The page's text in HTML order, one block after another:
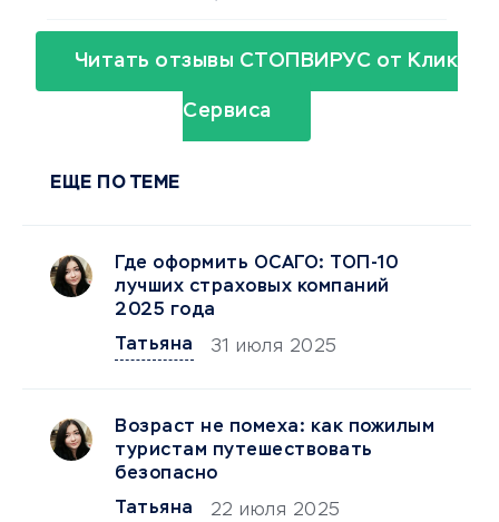
Читать отзывы СТОПВИРУС от Клик
Сервиса
ЕЩЕ ПО ТЕМЕ
Где оформить ОСАГО: ТОП‑10
лучших страховых компаний
2025 года
Татьяна
31 июля 2025
Возраст не помеха: как пожилым
туристам путешествовать
безопасно
Татьяна
22 июля 2025